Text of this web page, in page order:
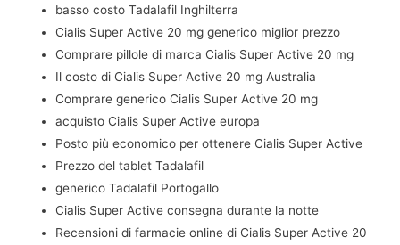
basso costo Tadalafil Inghilterra
Cialis Super Active 20 mg generico miglior prezzo
Comprare pillole di marca Cialis Super Active 20 mg
Il costo di Cialis Super Active 20 mg Australia
Comprare generico Cialis Super Active 20 mg
acquisto Cialis Super Active europa
Posto più economico per ottenere Cialis Super Active
Prezzo del tablet Tadalafil
generico Tadalafil Portogallo
Cialis Super Active consegna durante la notte
Recensioni di farmacie online di Cialis Super Active 20